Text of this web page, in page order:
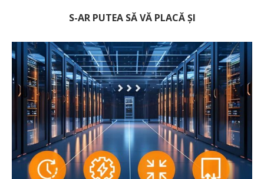
S-AR PUTEA SĂ VĂ PLACĂ ȘI